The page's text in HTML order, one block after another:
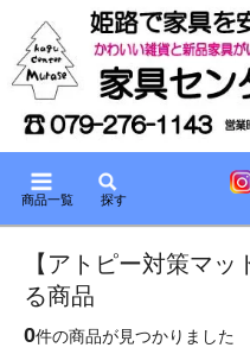
商品一覧 探す
【アトピー対策マ
る商品
0件の商品が見つかりました